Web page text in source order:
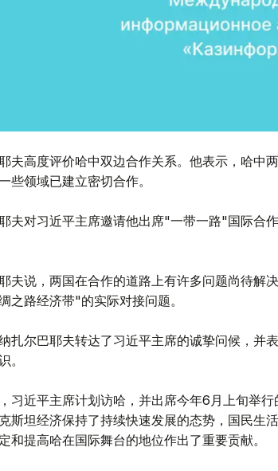
夫高度评价哈中双边合作关系。他表示，哈中
些领域已建立密切合作。
夫对习近平主席邀请他出席"一带一路"国际合
夫说，两国在合作的道路上有许多问题尚待解
之路经济带"的实际对接问题。
扎尔巴耶夫转达了习近平主席的诚挚问候，并
。
习近平主席计划访哈，并出席今年6月上旬举
斯坦经济保持了持续快速发展的态势，国民生
和提高哈在国际舞台的地位作出了重要贡献。